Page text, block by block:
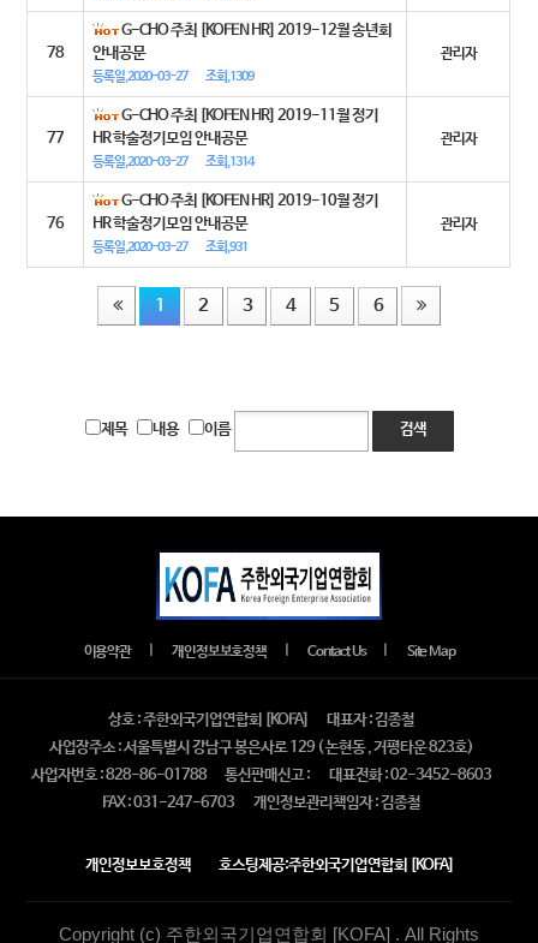
78
G-CHO 주최 [KOFEN HR] 2019-12월 송년회
안내공문
등록일,2020-03-27 조회,1309
관리자
77
G-CHO 주최 [KOFEN HR] 2019-11월 정기
HR 학술정기모임 안내공문
등록일,2020-03-27 조회,1314
관리자
76
G-CHO 주최 [KOFEN HR] 2019-10월 정기
HR 학술정기모임 안내공문
등록일,2020-03-27 조회,931
관리자
1 2 3 4 5 6
제목 내용 이름 검색
이용약관 개인정보보호정책 Contact Us Site Map
상호 : 주한외국기업연합회 [KOFA]
대표자 : 김종철
사업장주소 : 서울특별시 강남구 봉은사로 129 ( 논현동 , 거평타운 823호)
사업자번호 : 828-86-01788
통신판매신고 :
대표전화 : 02-3452-8603
FAX : 031-247-6703
개인정보관리책임자 : 김종철
개인정보보호정책 호스팅제공:주한외국기업연합회 [KOFA]
Copyright (c) 주한외국기업연합회 [KOFA] . All Rights